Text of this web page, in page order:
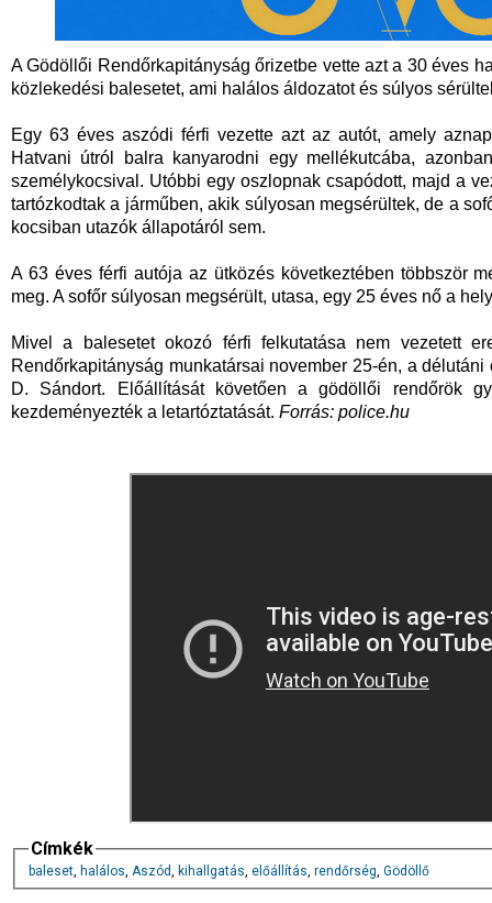
A Gödöllői Rendőrkapitányság őrizetbe vette azt a 30 éves
közlekedési balesetet, ami halálos áldozatot és súlyos
Egy 63 éves aszódi férfi vezette azt az autót, amely
Hatvani útról balra kanyarodni egy mellékutcába,
személykocsival. Utóbbi egy oszlopnak csapódott, majd a
tartózkodtak a járműben, akik súlyosan megsérültek, de a
kocsiban utazók állapotáról sem.
A 63 éves férfi autója az ütközés következtében többször
meg. A sofőr súlyosan megsérült, utasa, egy 25 éves nő a
Mivel a balesetet okozó férfi felkutatása nem vezetett
Rendőrkapitányság munkatársai november 25-én, a
D. Sándort. Előállítását követően a gödöllői rendőrök
kezdeményezték a letartóztatását. Forrás: police.hu
Címkék
baleset, halálos, Aszód, kihallgatás, előállítás, rendőrség, Gödöllő